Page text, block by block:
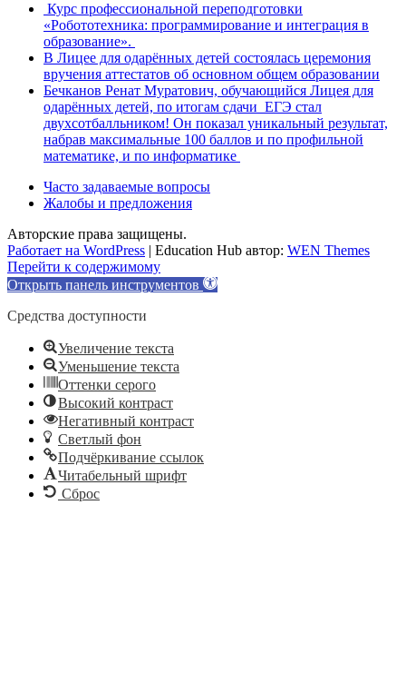
Курс профессиональной переподготовки
«Робототехника: программирование и интеграция в
образование».
В Лицее для одарённых детей состоялась церемония
вручения аттестатов об основном общем образовании
Бечканов Ренат Муратович, обучающийся Лицея для
одарённых детей, по итогам сдачи ЕГЭ стал
двухсотбалльником! Он показал уникальный результат,
набрав максимальные 100 баллов и по профильной
математике, и по информатике
Часто задаваемые вопросы
Жалобы и предложения
Авторские права защищены.
Работает на WordPress
Education Hub автор: WEN Themes
Перейти к содержимому
Открыть панель инструментов
Средства доступности
Увеличение текста
Уменьшение текста
Оттенки серого
Высокий контраст
Негативный контраст
Светлый фон
Подчёркивание ссылок
Читабельный шрифт
Сброс